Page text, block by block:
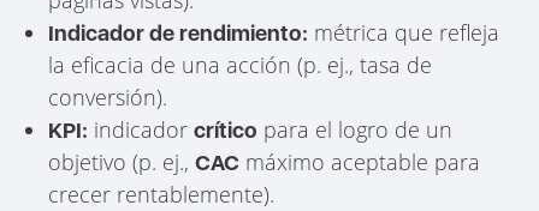
Indicador de rendimiento: métrica que refleja
la eficacia de una acción (p. ej., tasa de
conversión).
KPI: indicadorcrítico para el logro de un
objetivo (p. ej.,CAC máximo aceptable para
crecer rentablemente).